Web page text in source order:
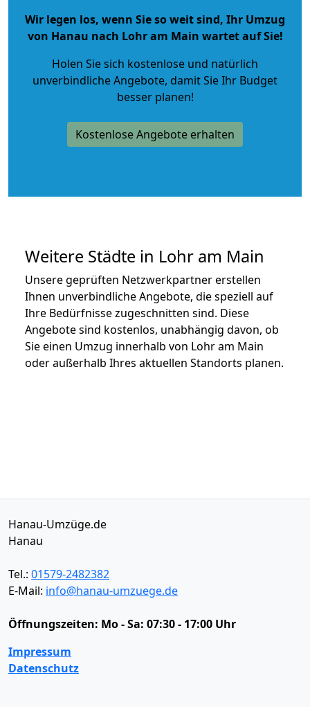
Wir legen los, wenn Sie so weit sind, Ihr Umzug
von Hanau nach Lohr am Main wartet auf Sie!
Holen Sie sich kostenlose und natürlich
unverbindliche Angebote, damit Sie Ihr Budget
besser planen!
Kostenlose Angebote erhalten
Weitere Städte in Lohr am Main
Unsere geprüften Netzwerkpartner erstellen
Ihnen unverbindliche Angebote, die speziell auf
Ihre Bedürfnisse zugeschnitten sind. Diese
Angebote sind kostenlos, unabhängig davon, ob
Sie einen Umzug innerhalb von Lohr am Main
oder außerhalb Ihres aktuellen Standorts planen.
Hanau-Umzüge.de
Hanau
Tel.: 01579-2482382
E-Mail: info@hanau-umzuege.de
Öffnungszeiten: Mo - Sa: 07:30 - 17:00 Uhr
Impressum
Datenschutz